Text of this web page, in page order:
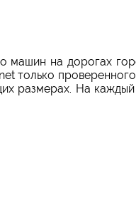
на дорогах
только
размерах. На